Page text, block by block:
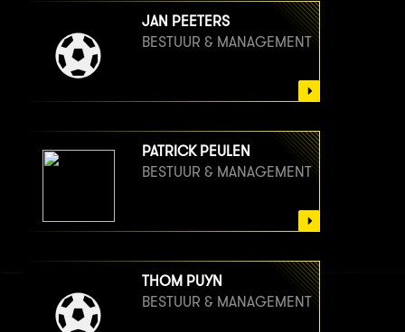
JAN PEETERS
BESTUUR & MANAGEMENT
PATRICK PEULEN
BESTUUR & MANAGEMENT
THOM PUYN
BESTUUR & MANAGEMENT